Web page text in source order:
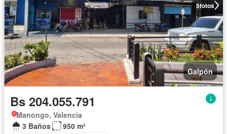
5fotos
Galpón
Bs 204.055.791
Manongo, Valencia
3 Baños
950 m²